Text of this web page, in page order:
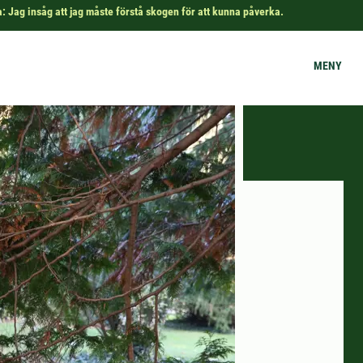
Jag insåg att jag måste förstå skogen för att kunna påverka.
MENY